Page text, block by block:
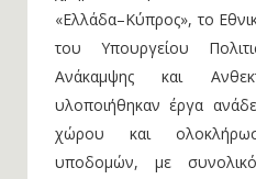
«Ελλάδα–Κύπρος», το
του Υπουργείου
Ανάκαμψης και
υλοποιήθηκαν έργα
χώρου και
υποδομών, με